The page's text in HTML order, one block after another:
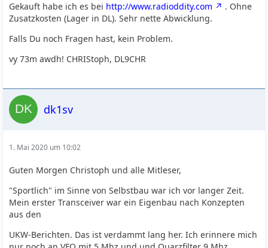
Gekauft habe ich es bei http://www.radioddity.com
. Ohne
Zusatzkosten (Lager in DL). Sehr nette Abwicklung.
Falls Du noch Fragen hast, kein Problem.
vy 73m awdh! CHRIStoph, DL9CHR
dk1sv
1. Mai 2020 um 10:02
Guten Morgen Christoph und alle Mitleser,
"Sportlich" im Sinne von Selbstbau war ich vor langer Zeit.
Mein erster Transceiver war ein Eigenbau nach Konzepten
aus den
UKW-Berichten. Das ist verdammt lang her. Ich erinnere mich